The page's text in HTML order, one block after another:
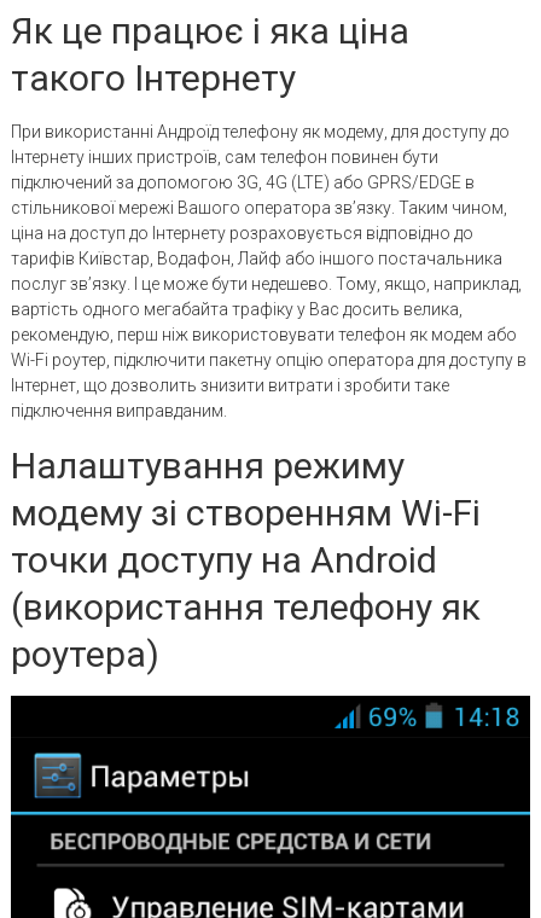
Як це працює і яка ціна
такого Інтернету
При використанні Андроїд телефону як модему, для доступу до
Інтернету інших пристроїв, сам телефон повинен бути
підключений за допомогою 3G, 4G (LTE) або GPRS/EDGE в
стільникової мережі Вашого оператора зв’язку. Таким чином,
ціна на доступ до Інтернету розраховується відповідно до
тарифів Київстар, Водафон, Лайф або іншого постачальника
послуг зв’язку. І це може бути недешево. Тому, якщо, наприклад,
вартість одного мегабайта трафіку у Вас досить велика,
рекомендую, перш ніж використовувати телефон як модем або
Wi-Fi роутер, підключити пакетну опцію оператора для доступу в
Інтернет, що дозволить знизити витрати і зробити таке
підключення виправданим.
Налаштування режиму
модему зі створенням Wi-Fi
точки доступу на Android
(використання телефону як
роутера)